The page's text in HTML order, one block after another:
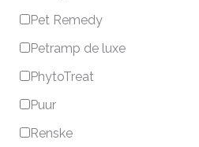
Pet Remedy
Petramp de luxe
PhytoTreat
Puur
Renske